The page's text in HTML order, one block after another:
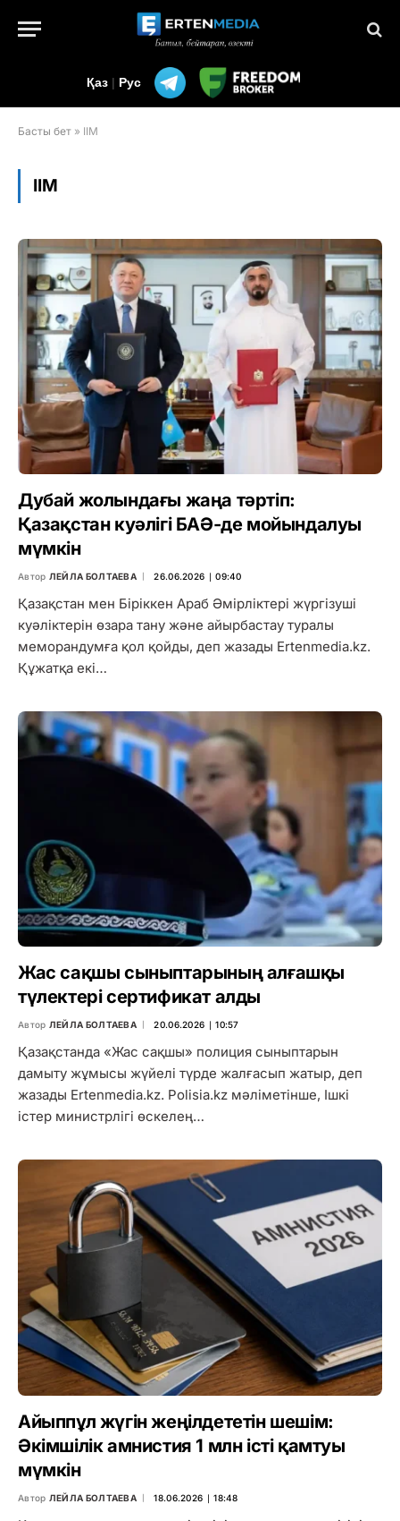
Қаз | Рус
Басты бет » ІІМ
ІІМ
Дубай жолындағы жаңа тәртіп:
Қазақстан куәлігі БАӘ-де мойындалуы
мүмкін
Автор ЛЕЙЛА БОЛТАЕВА 26.06.2026 ∣ 09:40
Қазақстан мен Біріккен Араб Әмірліктері жүргізуші
куәліктерін өзара тану және айырбастау туралы
меморандумға қол қойды, деп жазады Ertenmedia.kz.
Құжатқа екі…
Жас сақшы сыныптарының алғашқы
түлектері сертификат алды
Автор ЛЕЙЛА БОЛТАЕВА 20.06.2026 ∣ 10:57
Қазақстанда «Жас сақшы» полиция сыныптарын
дамыту жұмысы жүйелі түрде жалғасып жатыр, деп
жазады Ertenmedia.kz. Polisia.kz мәліметінше, Ішкі
істер министрлігі өскелең…
Айыппұл жүгін жеңілдететін шешім:
Әкімшілік амнистия 1 млн істі қамтуы
мүмкін
Автор ЛЕЙЛА БОЛТАЕВА 18.06.2026 ∣ 18:48